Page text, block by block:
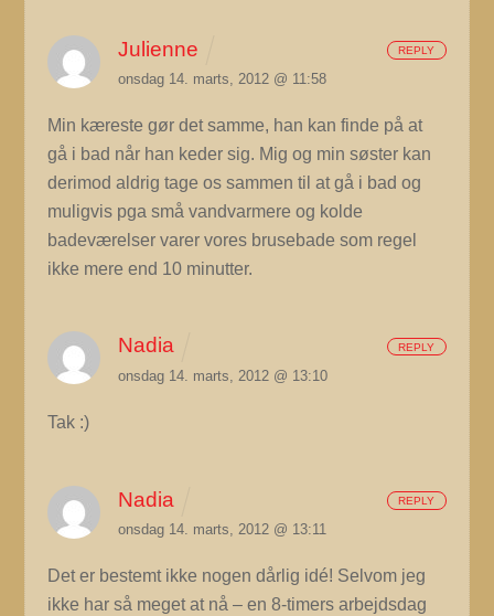
Julienne
onsdag 14. marts, 2012 @ 11:58
Min kæreste gør det samme, han kan finde på at
gå i bad når han keder sig. Mig og min søster kan
derimod aldrig tage os sammen til at gå i bad og
muligvis pga små vandvarmere og kolde
badeværelser varer vores brusebade som regel
ikke mere end 10 minutter.
REPLY
Nadia
onsdag 14. marts, 2012 @ 13:10
Tak :)
REPLY
Nadia
onsdag 14. marts, 2012 @ 13:11
Det er bestemt ikke nogen dårlig idé! Selvom jeg
ikke har så meget at nå – en 8-timers arbejdsdag
REPLY